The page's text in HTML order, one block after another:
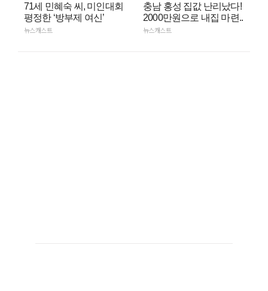
71세 민혜숙 씨, 미인대회
평정한 ‘방부제 여신’
뉴스캐스트
충남 홍성 집값 난리났다!
2000만원으로 내집 마련..
뉴스캐스트